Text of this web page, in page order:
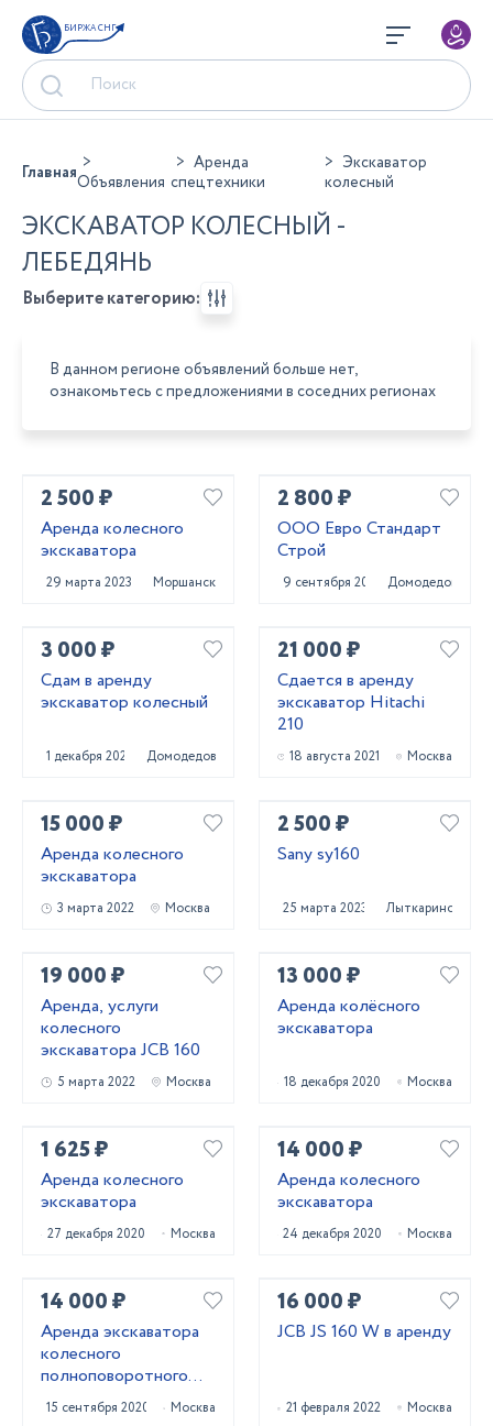
БИРЖА СНГ
ГлавнаяОбъявления
Аренда
спецтехники
Экскаватор
колесный
ЭКСКАВАТОР КОЛЕСНЫЙ -
ЛЕБЕДЯНЬ
Выберите категорию:
В данном регионе объявлений больше нет,
ознакомьтесь с предложениями в соседних регионах
2 500 ₽
Аренда колесного
экскаватора
29 марта 2023 Моршанск
2 800 ₽
ООО Евро Стандарт
Строй
9 сентября 2023 Домодедово
3 000 ₽
Сдам в аренду
экскаватор колесный
1 декабря 2023 Домодедово
21 000 ₽
Сдается в аренду
экскаватор Hitachi
210
18 августа 2021 Москва
15 000 ₽
Аренда колесного
экскаватора
3 марта 2022 Москва
2 500 ₽
Sany sy160
25 марта 2023 Лыткарино
19 000 ₽
Аренда, услуги
колесного
экскаватора JCB 160
5 марта 2022 Москва
13 000 ₽
Аренда колёсного
экскаватора
18 декабря 2020 Москва
1 625 ₽
Аренда колесного
экскаватора
27 декабря 2020 Москва
14 000 ₽
Аренда колесного
экскаватора
24 декабря 2020 Москва
14 000 ₽
Аренда экскаватора
колесного
полноповоротного
HYUNDAI R140W-9S
15 сентября 2020 Москва
16 000 ₽
JCB JS 160 W в аренду
21 февраля 2022 Москва